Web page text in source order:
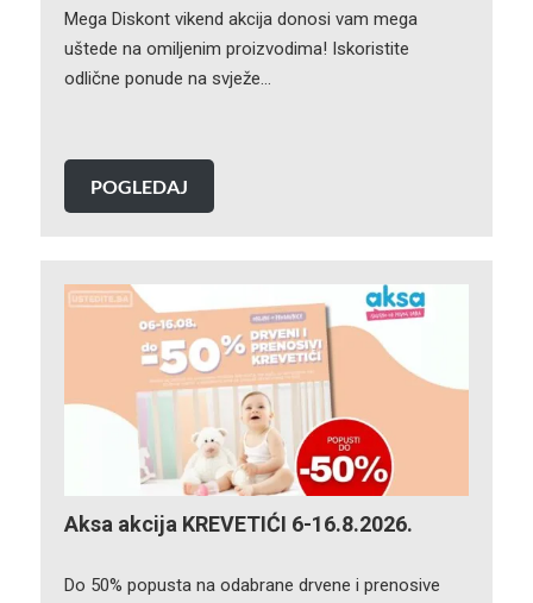
Mega Diskont vikend akcija donosi vam mega
uštede na omiljenim proizvodima! Iskoristite
odlične ponude na svježe…
POGLEDAJ
Aksa akcija KREVETIĆI 6-16.8.2026.
Do 50% popusta na odabrane drvene i prenosive